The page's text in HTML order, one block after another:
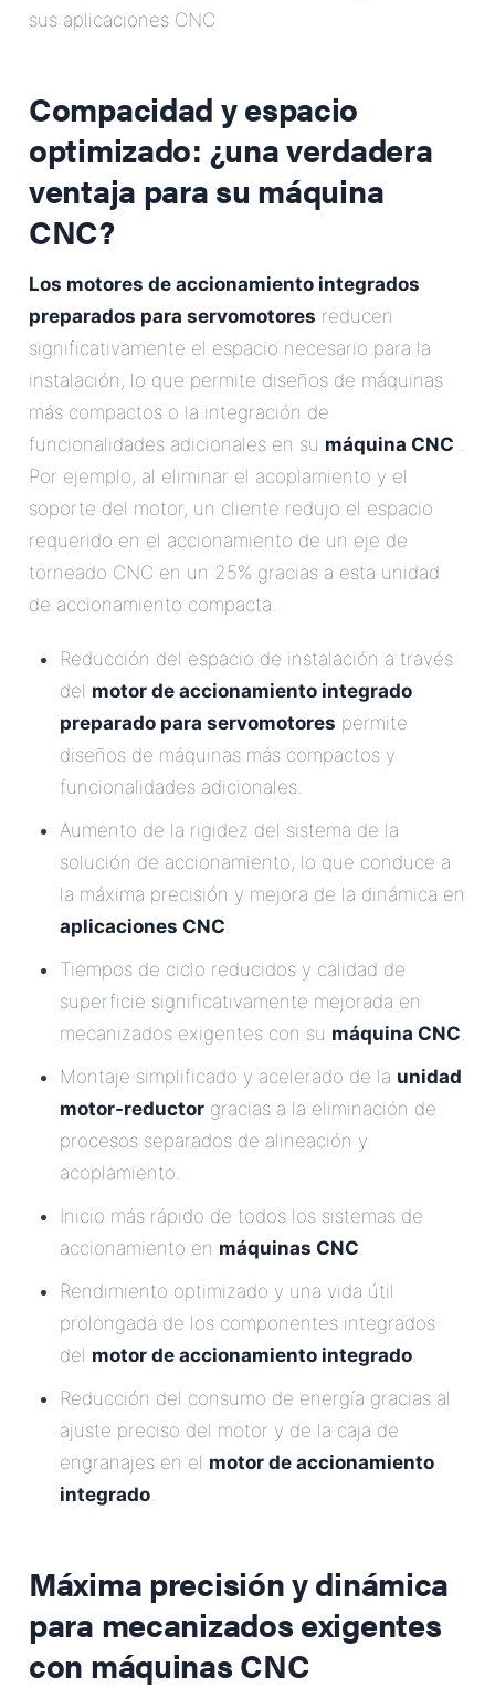
sus aplicaciones CNC
Compacidad y espacio
optimizado: ¿una verdadera
ventaja para su máquina
CNC?
Los motores de accionamiento integrados
preparados para servomotores reducen
significativamente el espacio necesario para la
instalación, lo que permite diseños de máquinas
más compactos o la integración de
funcionalidades adicionales en su máquina CNC .
Por ejemplo, al eliminar el acoplamiento y el
soporte del motor, un cliente redujo el espacio
requerido en el accionamiento de un eje de
torneado CNC en un 25% gracias a esta unidad
de accionamiento compacta.
Reducción del espacio de instalación a través
del motor de accionamiento integrado
preparado para servomotores permite
diseños de máquinas más compactos y
funcionalidades adicionales.
Aumento de la rigidez del sistema de la
solución de accionamiento, lo que conduce a
la máxima precisión y mejora de la dinámica en
aplicaciones CNC.
Tiempos de ciclo reducidos y calidad de
superficie significativamente mejorada en
mecanizados exigentes con su máquina CNC.
Montaje simplificado y acelerado de la unidad
motor-reductor gracias a la eliminación de
procesos separados de alineación y
acoplamiento.
Inicio más rápido de todos los sistemas de
accionamiento en máquinas CNC.
Rendimiento optimizado y una vida útil
prolongada de los componentes integrados
del motor de accionamiento integrado.
Reducción del consumo de energía gracias al
ajuste preciso del motor y de la caja de
engranajes en el motor de accionamiento
integrado.
Máxima precisión y dinámica
para mecanizados exigentes
con máquinas CNC